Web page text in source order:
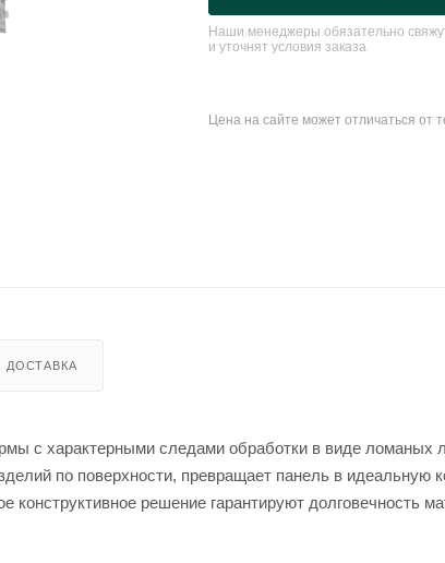
Наши менеджеры обязательно
и уточнят условия заказа
Цена на сайте может отличаться
ДОСТАВКА
с характерными следами обработки в виде ломаных
по поверхности, превращает панель в идеальную
конструктивное решение гарантируют долговечность